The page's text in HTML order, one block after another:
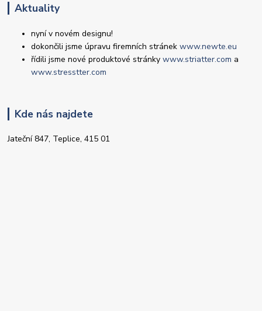
Aktuality
nyní v novém designu!
dokončili jsme úpravu firemních stránekwww.newte.eu
řídili jsme nové produktové stránkywww.striatter.com a
www.stresstter.com
Kde nás najdete
Jateční 847, Teplice, 415 01